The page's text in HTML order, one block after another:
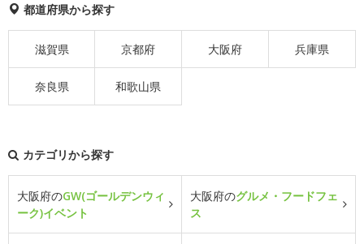
都道府県から探す
滋賀県 京都府 大阪府 兵庫県
奈良県 和歌山県
カテゴリから探す
大阪府のGW(ゴールデンウィ
ーク)イベント
大阪府のグルメ・フードフェ
ス